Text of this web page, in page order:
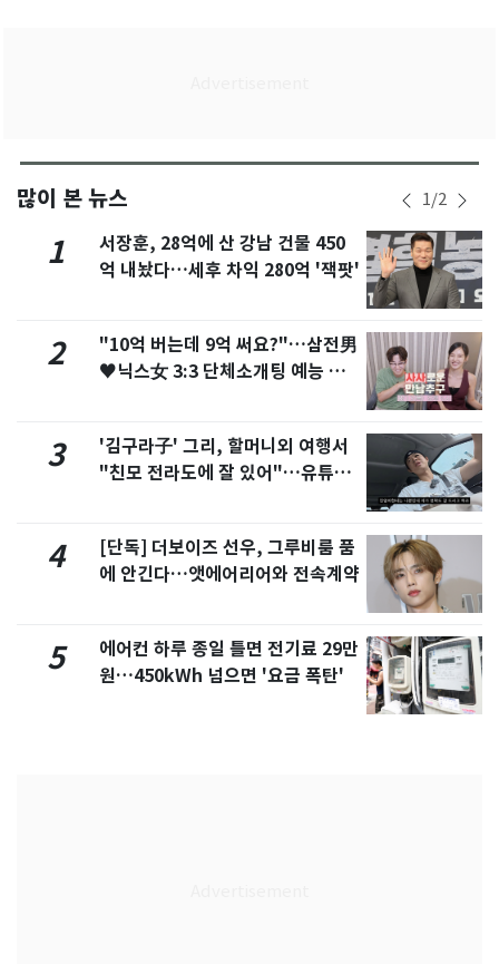
많이 본 뉴스 1/2
1
서장훈, 28억에 산 강남 건물 450
억 내놨다…세후 차익 280억 '잭팟'
2
"10억 버는데 9억 써요?"…삼전男
♥닉스女 3:3 단체소개팅 예능 화
3
'김구라子' 그리, 할머니외 여행서
"친모 전라도에 잘 있어"…유튜브
4
[단독] 더보이즈 선우, 그루비룸 품
에 안긴다…앳에어리어와 전속계약
5
에어컨 하루 종일 틀면 전기료 29만
원…450kWh 넘으면 '요금 폭탄'